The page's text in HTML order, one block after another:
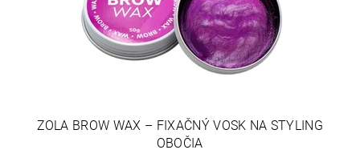
ZOLA BROW WAX – FIXAČNÝ VOSK NA STYLING
OBOČIA